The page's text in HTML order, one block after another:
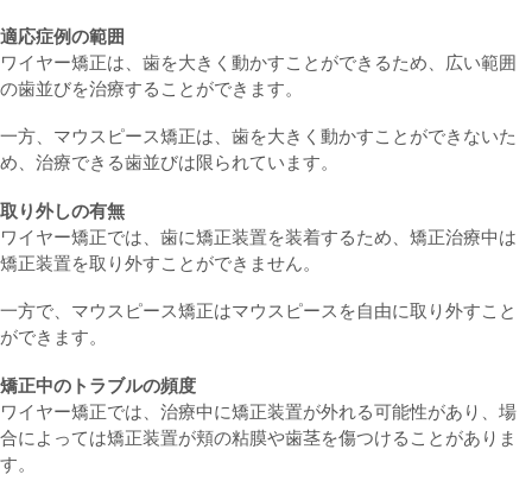
適応症例の範囲
ワイヤー矯正は、歯を大きく動かすことができるため、広い範囲
の歯並びを治療することができます。
一方、マウスピース矯正は、歯を大きく動かすことができないた
め、治療できる歯並びは限られています。
取り外しの有無
ワイヤー矯正では、歯に矯正装置を装着するため、矯正治療中は
矯正装置を取り外すことができません。
一方で、マウスピース矯正はマウスピースを自由に取り外すこと
ができます。
矯正中のトラブルの頻度
ワイヤー矯正では、治療中に矯正装置が外れる可能性があり、場
合によっては矯正装置が頬の粘膜や歯茎を傷つけることがありま
す。